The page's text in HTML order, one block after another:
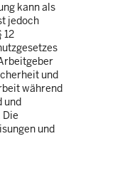
kann als
jedoch
12
und
während
und
Die
und